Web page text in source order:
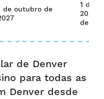
de outubro de
1 de
2027
de
de Denver
para todas as
Denver desde